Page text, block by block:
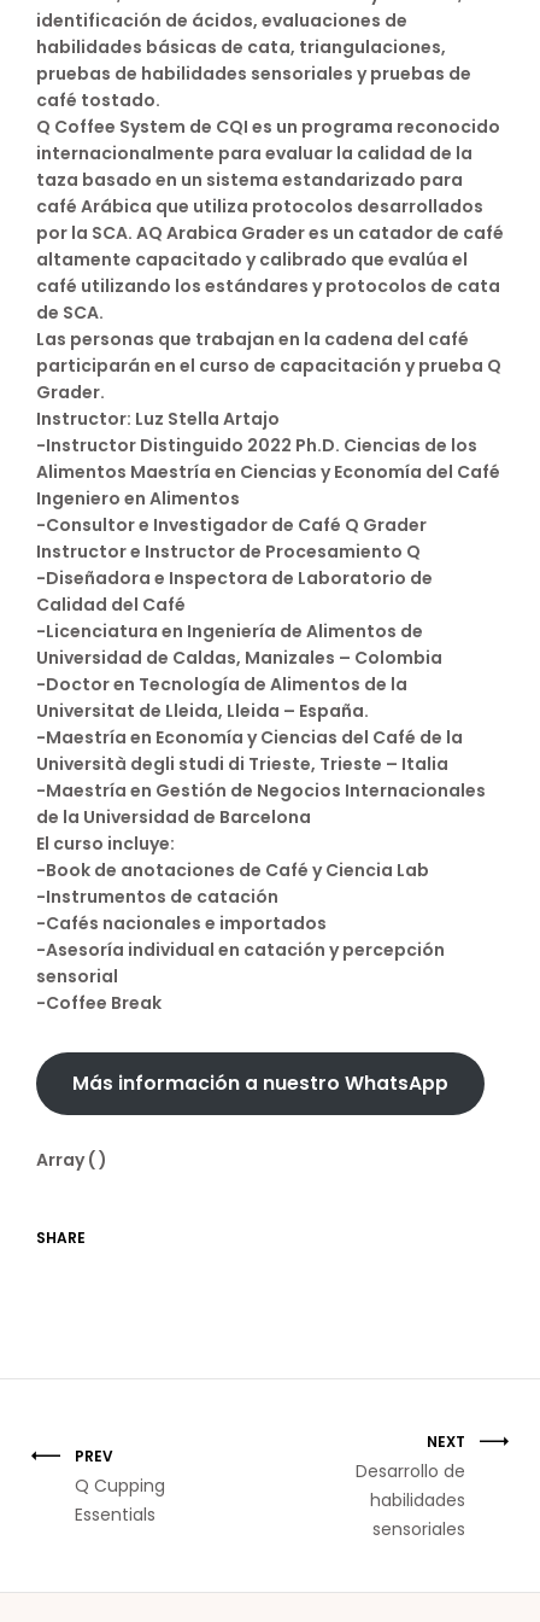
identificación de ácidos, evaluaciones de
habilidades básicas de cata, triangulaciones,
pruebas de habilidades sensoriales y pruebas de
café tostado.
Q Coffee System de CQI es un programa reconocido
internacionalmente para evaluar la calidad de la
taza basado en un sistema estandarizado para
café Arábica que utiliza protocolos desarrollados
por la SCA. AQ Arabica Grader es un catador de café
altamente capacitado y calibrado que evalúa el
café utilizando los estándares y protocolos de cata
de SCA.
Las personas que trabajan en la cadena del café
participarán en el curso de capacitación y prueba Q
Grader.
Instructor: Luz Stella Artajo
-Instructor Distinguido 2022 Ph.D. Ciencias de los
Alimentos Maestría en Ciencias y Economía del Café
Ingeniero en Alimentos
-Consultor e Investigador de Café Q Grader
Instructor e Instructor de Procesamiento Q
-Diseñadora e Inspectora de Laboratorio de
Calidad del Café
-Licenciatura en Ingeniería de Alimentos de
Universidad de Caldas, Manizales – Colombia
-Doctor en Tecnología de Alimentos de la
Universitat de Lleida, Lleida – España.
-Maestría en Economía y Ciencias del Café de la
Università degli studi di Trieste, Trieste – Italia
-Maestría en Gestión de Negocios Internacionales
de la Universidad de Barcelona
El curso incluye:
-Book de anotaciones de Café y Ciencia Lab
-Instrumentos de catación
-Cafés nacionales e importados
-Asesoría individual en catación y percepción
sensorial
-Coffee Break
Más información a nuestro WhatsApp
Array ( )
SHARE
PREV
Q Cupping
Essentials
NEXT
Desarrollo de
habilidades
sensoriales